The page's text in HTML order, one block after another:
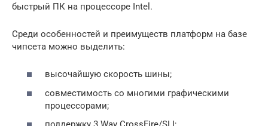
быстрый ПК на процессоре Intel.
Среди особенностей и преимуществ платформ на базе
чипсета можно выделить:
высочайшую скорость шины;
совместимость со многими графическими
процессорами;